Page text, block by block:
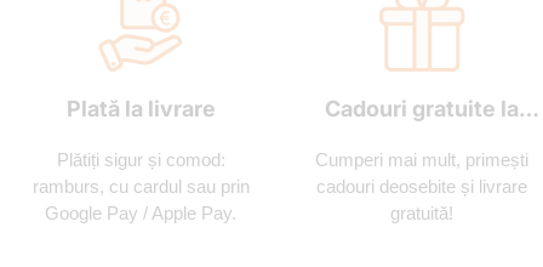
Plată la livrare
Plătiți sigur și comod:
ramburs, cu cardul sau prin
Google Pay / Apple Pay.
Cadouri gratuite la
Cumperi mai mult, primești
cadouri deosebite și livrare
gratuită!